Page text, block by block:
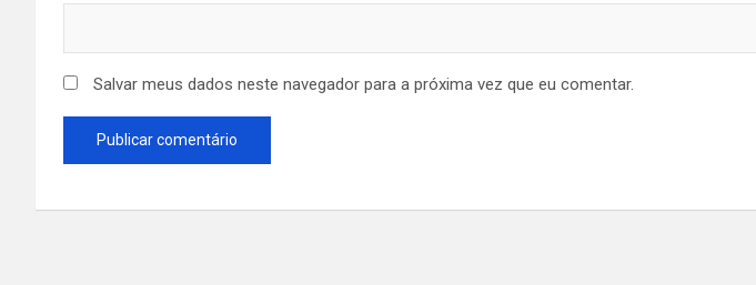
Salvar meus dados neste navegador para a próxima vez que eu comentar.